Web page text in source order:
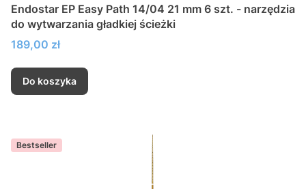
Endostar EP Easy Path 14/04 21 mm 6 szt. - narzędzia
do wytwarzania gładkiej ścieżki
Cena
189,00 zł
Do koszyka
Bestseller